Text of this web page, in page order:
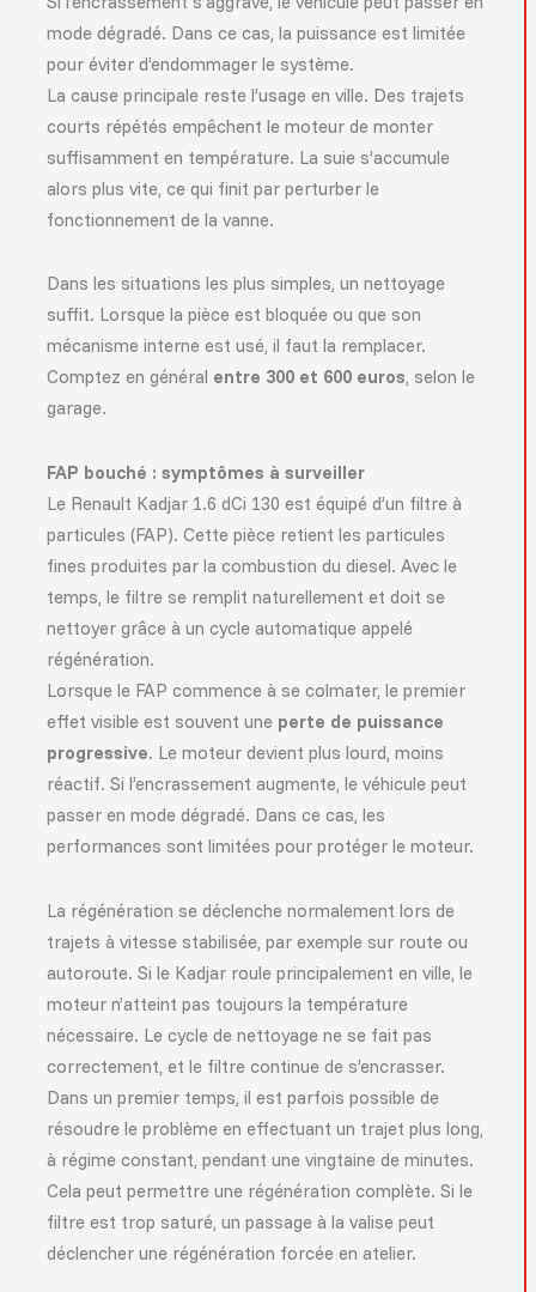
mode dégradé. Dans ce cas, la puissance est limitée
pour éviter d’endommager le système.
La cause principale reste l’usage en ville. Des trajets
courts répétés empêchent le moteur de monter
suffisamment en température. La suie s’accumule
alors plus vite, ce qui finit par perturber le
fonctionnement de la vanne.
Dans les situations les plus simples, un nettoyage
suffit. Lorsque la pièce est bloquée ou que son
mécanisme interne est usé, il faut la remplacer.
Comptez en général entre 300 et 600 euros, selon le
garage.
FAP bouché : symptômes à surveiller
Le Renault Kadjar 1.6 dCi 130 est équipé d’un filtre à
particules (FAP). Cette pièce retient les particules
fines produites par la combustion du diesel. Avec le
temps, le filtre se remplit naturellement et doit se
nettoyer grâce à un cycle automatique appelé
régénération.
Lorsque le FAP commence à se colmater, le premier
effet visible est souvent une perte de puissance
progressive. Le moteur devient plus lourd, moins
réactif. Si l’encrassement augmente, le véhicule peut
passer en mode dégradé. Dans ce cas, les
performances sont limitées pour protéger le moteur.
La régénération se déclenche normalement lors de
trajets à vitesse stabilisée, par exemple sur route ou
autoroute. Si le Kadjar roule principalement en ville, le
moteur n’atteint pas toujours la température
nécessaire. Le cycle de nettoyage ne se fait pas
correctement, et le filtre continue de s’encrasser.
Dans un premier temps, il est parfois possible de
résoudre le problème en effectuant un trajet plus long,
à régime constant, pendant une vingtaine de minutes.
Cela peut permettre une régénération complète. Si le
filtre est trop saturé, un passage à la valise peut
déclencher une régénération forcée en atelier.